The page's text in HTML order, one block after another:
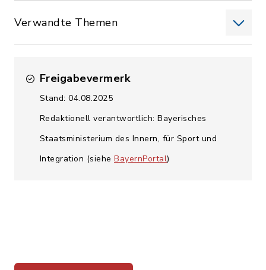
Verwandte Themen
Freigabevermerk
Stand: 04.08.2025
Redaktionell verantwortlich: Bayerisches
Staatsministerium des Innern, für Sport und
Integration (siehe BayernPortal)